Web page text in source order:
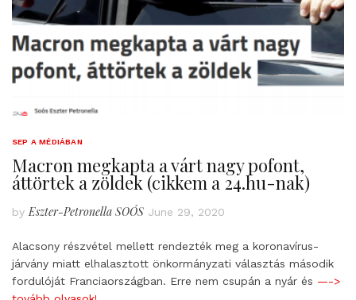
SEP A MÉDIÁBAN
Macron megkapta a várt nagy pofont,
áttörtek a zöldek (cikkem a 24.hu-nak)
by Eszter-Petronella SOÓS June 29, 2020
Alacsony részvétel mellett rendezték meg a koronavírus-
járvány miatt elhalasztott önkormányzati választás második
fordulóját Franciaországban. Erre nem csupán a nyár és —->